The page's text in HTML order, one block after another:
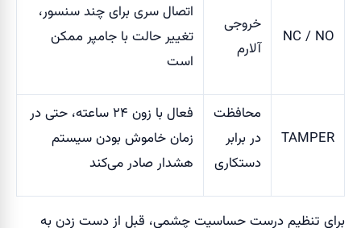
NC / NO
خروجی
آلارم
اتصال سری برای چند سنسور،
تغییر حالت با جامپر ممکن
است
TAMPER
محافظت
در برابر
دستکاری
فعال با زون ۲۴ ساعته، حتی در
زمان خاموش بودن سیستم
هشدار صادر می‌کند
برای تنظیم درست حساسیت چشمی، قبل از دست زدن به